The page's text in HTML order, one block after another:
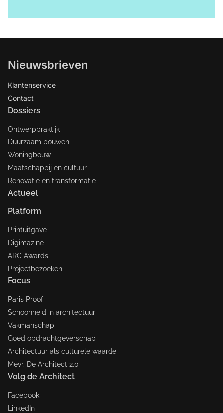
Nieuwsbrieven
Klantenservice
Contact
Dossiers
Ontwerppraktijk
Duurzaam bouwen
Woningbouw
Maatschappij en cultuur
Renovatie en transformatie
Actueel
Platform
Printuitgave
Digimazine
ARC Awards
Projectbezoeken
Focus
Paris Proof
Schoonheid in architectuur
Vakmanschap
Goed opdrachtgeverschap
Architectuur als culturele waarde
Mevr. De Architect 2.0
Volg de Architect
Facebook
LinkedIn